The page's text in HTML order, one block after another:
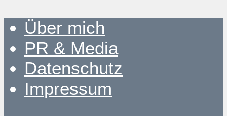
Über mich
PR & Media
Datenschutz
Impressum